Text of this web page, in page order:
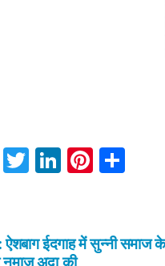
F
e
T
er
Li
e
Pi
e e
ईदगाह में सुन्नी समाज